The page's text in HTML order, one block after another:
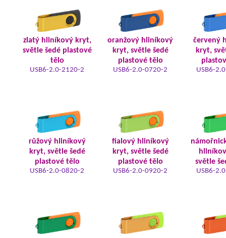
zlatý hliníkový kryt,
světle šedé plastové
tělo
USB6-2.0-2120-2
oranžový hliníkový
kryt, světle šedé
plastové tělo
USB6-2.0-0720-2
červený
kryt,
USB6-
růžový hliníkový
kryt, světle šedé
plastové tělo
USB6-2.0-0820-2
fialový hliníkový
kryt, světle šedé
plastové tělo
USB6-2.0-0920-2
světle
USB6-